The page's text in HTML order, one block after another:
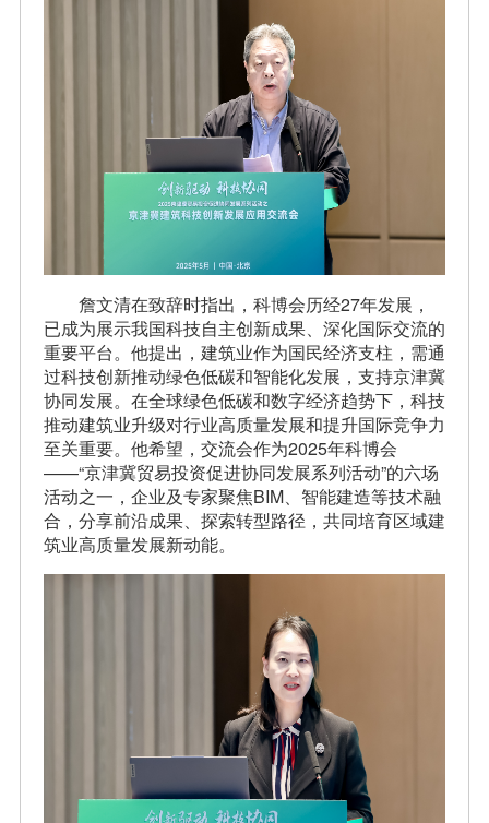
詹文清在致辞时指出，科博会历经27年发展，
已成为展示我国科技自主创新成果、深化国际交流的
重要平台。他提出，建筑业作为国民经济支柱，需通
过科技创新推动绿色低碳和智能化发展，支持京津冀
协同发展。在全球绿色低碳和数字经济趋势下，科技
推动建筑业升级对行业高质量发展和提升国际竞争力
至关重要。他希望，交流会作为2025年科博会
——“京津冀贸易投资促进协同发展系列活动”的六场
活动之一，企业及专家聚焦BIM、智能建造等技术融
合，分享前沿成果、探索转型路径，共同培育区域建
筑业高质量发展新动能。